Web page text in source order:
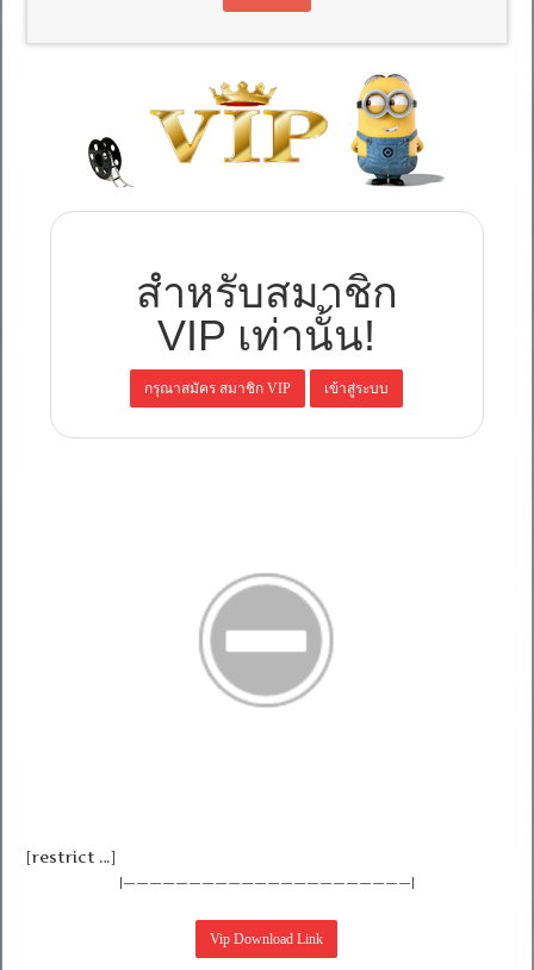
สำหรับสมาชิก
VIP เท่านั้น!
[restrict …]
|——————————————————————|